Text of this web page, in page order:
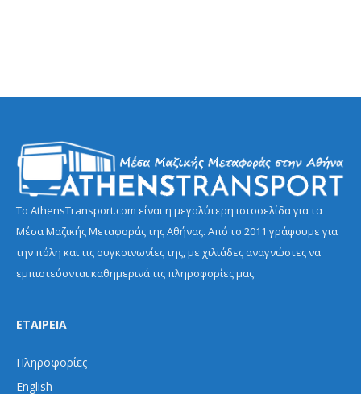
Το AthensTransport.com είναι η μεγαλύτερη ιστοσελίδα για τα
Μέσα Μαζικής Μεταφοράς της Αθήνας. Από το 2011 γράφουμε για
την πόλη και τις συγκοινωνίες της, με χιλιάδες αναγνώστες να
εμπιστεύονται καθημερινά τις πληροφορίες μας.
ΕΤΑΙΡΕΙΑ
Πληροφορίες
English